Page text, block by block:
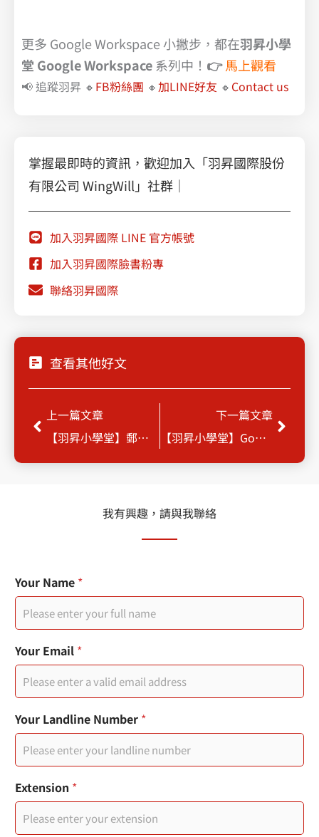
更多 Google Workspace 小撇步，都在羽昇小學
堂 Google Workspace系列中！ 👉馬上觀看
📢 追蹤羽昇 🔸 FB粉絲團 🔸加LINE好友 🔸 Contact us
掌握最即時的資訊，歡迎加入「羽昇國際股份
有限公司 WingWill」社群｜
加入羽昇國際 LINE 官方帳號
加入羽昇國際臉書粉專
聯絡羽昇國際
查看其他好文
Prev
上一篇文章
【羽昇小學堂】郵件零遺漏，快速學會 Gmail 自動轉寄
下一篇文章
【羽昇小學堂】Google 日曆幫你一鍵快速產出會議記錄！
Next
我有興趣，請與我聯絡
頁
面
標
題
o
u
Your Name *
Your Email *
您
的
訊
息
動
電
話
頁
Your Landline Number *
Extension *